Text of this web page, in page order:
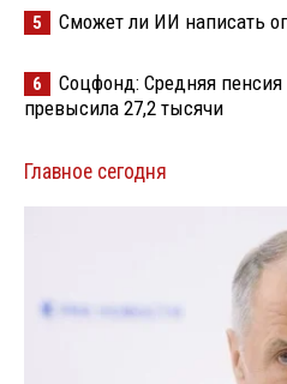
5 Сможет ли ИИ написать
6
Соцфонд: Средняя пенсия
превысила 27,2 тысячи
Главное сегодня